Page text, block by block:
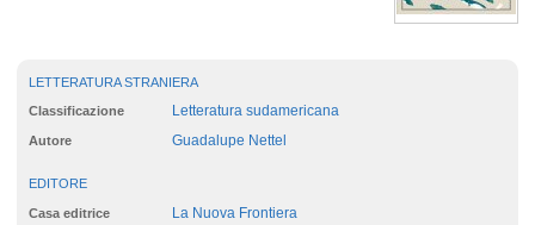
LETTERATURA STRANIERA
Classificazione Letteratura sudamericana
Autore Guadalupe Nettel
EDITORE
Casa editrice La Nuova Frontiera